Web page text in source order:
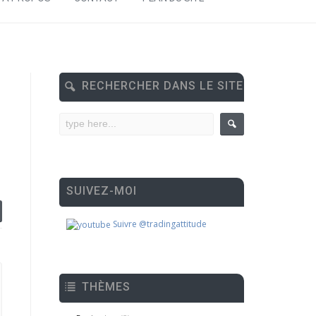
RECHERCHER DANS LE SITE
SUIVEZ-MOI
Suivre @tradingattitude
THÈMES